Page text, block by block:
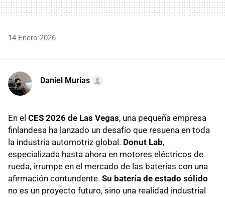
14 Enero 2026
Daniel Murias
En el CES 2026 de Las Vegas, una pequeña empresa
finlandesa ha lanzado un desafío que resuena en toda
la industria automotriz global. Donut Lab,
especializada hasta ahora en motores eléctricos de
rueda, irrumpe en el mercado de las baterías con una
afirmación contundente. Su batería de estado sólido
no es un proyecto futuro, sino una realidad industrial